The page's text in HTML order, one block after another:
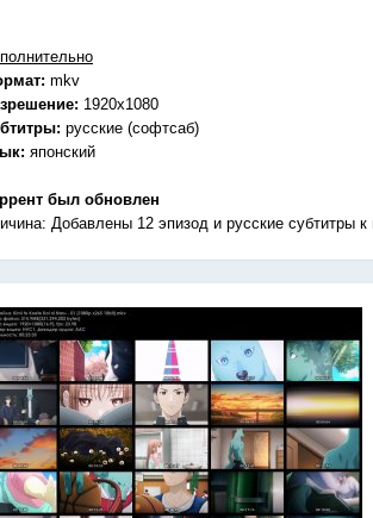
mkv
1920x1080
русские (софтсаб)
японский
был обновлен
Добавлены 12 эпизод и русские субтитры к